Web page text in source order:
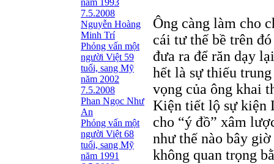
năm 1993
7.5.2008
Nguyễn Hoàng
Minh Trí
Phỏng vấn một
người Việt 59
tuổi, sang Mỹ
năm 2002
7.5.2008
Phan Ngọc Như
An
Phỏng vấn một
người Việt 68
tuổi, sang Mỹ
năm 1991
Ông càng làm cho
cái tư thế bề trên
đưa ra để răn dạy
hết là sự thiếu
vọng của ông khai
Kiện tiết lộ sự kiện
cho “ý đồ” xâm
như thế nào bây
không quan trọng